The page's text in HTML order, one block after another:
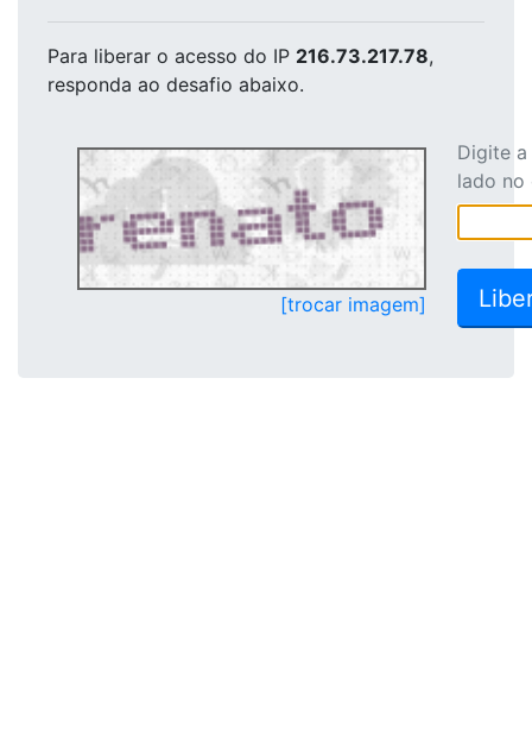
Para liberar o acesso do IP 216.73.217.78,
responda ao desafio abaixo.
[trocar imagem]
Digite
lado no